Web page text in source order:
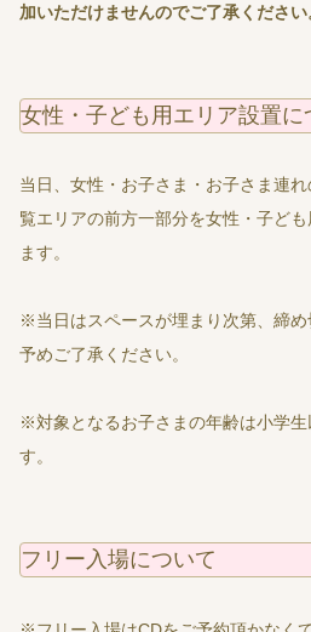
加いただけませんのでご了承ください
女性・子ども用エリア設置に
当日、女性・お子さま・お子さま連
覧エリアの前方一部分を女性・子ど
ます。
※当日はスペースが埋まり次第、締
予めご了承ください。
※対象となるお子さまの年齢は小学生
す。
フリー入場について